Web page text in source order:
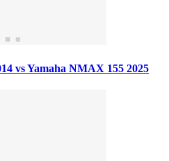
vs Yamaha NMAX 155 2025